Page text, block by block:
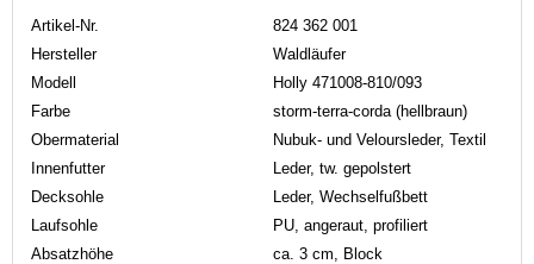
Artikel-Nr.
824 362 001
Hersteller
Waldläufer
Modell
Holly 471008-810/093
Farbe
storm-terra-corda (hellbraun)
Obermaterial
Nubuk- und Veloursleder, Textil
Innenfutter
Leder, tw. gepolstert
Decksohle
Leder, Wechselfußbett
Laufsohle
PU, angeraut, profiliert
Absatzhöhe
ca. 3 cm, Block